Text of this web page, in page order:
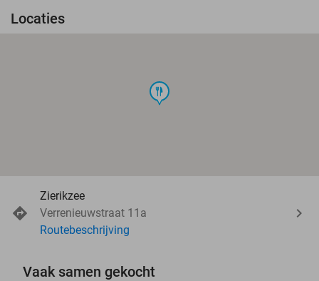
Locaties
food
Zierikzee
Verrenieuwstraat 11a
Routebeschrijving
Vaak samen gekocht